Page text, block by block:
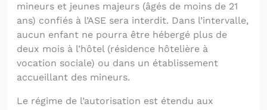
mineurs et jeunes majeurs (âgés de moins de 21
ans) confiés à l’ASE sera interdit. Dans l’intervalle,
aucun enfant ne pourra être hébergé plus de
deux mois à l’hôtel (résidence hôtelière à
vocation sociale) ou dans un établissement
accueillant des mineurs.
Le régime de l’autorisation est étendu aux